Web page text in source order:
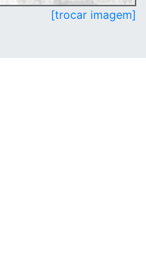
[trocar imagem]